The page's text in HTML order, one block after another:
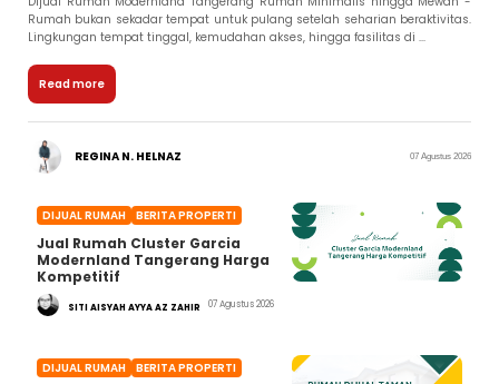
Rumah bukan sekadar tempat untuk pulang setelah seharian beraktivitas.
Lingkungan tempat tinggal, kemudahan akses, hingga fasilitas di ...
Read more
REGINA N. HELNAZ 07 Agustus 2026
DIJUAL RUMAH BERITA PROPERTI
Jual Rumah Cluster Garcia
Modernland Tangerang Harga
Kompetitif
SITI AISYAH AYYA AZ ZAHIR 07 Agustus 2026
DIJUAL RUMAH BERITA PROPERTI